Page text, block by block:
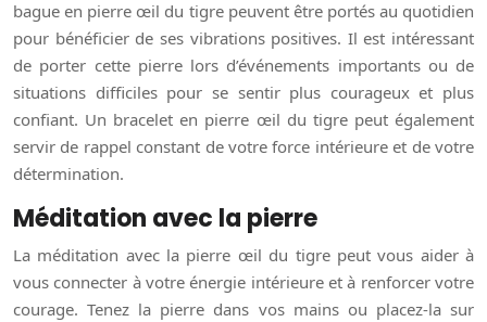
bague en pierre œil du tigre peuvent être portés au quotidien
pour bénéficier de ses vibrations positives. Il est intéressant
de porter cette pierre lors d’événements importants ou de
situations difficiles pour se sentir plus courageux et plus
confiant. Un bracelet en pierre œil du tigre peut également
servir de rappel constant de votre force intérieure et de votre
détermination.
Méditation avec la pierre
La méditation avec la pierre œil du tigre peut vous aider à
vous connecter à votre énergie intérieure et à renforcer votre
courage. Tenez la pierre dans vos mains ou placez-la sur